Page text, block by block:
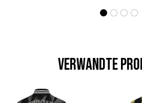
Verwandte